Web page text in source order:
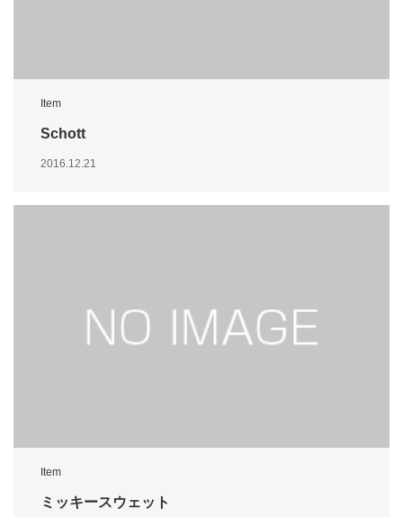
Item
Schott
2016.12.21
Item
ミッキースウェット